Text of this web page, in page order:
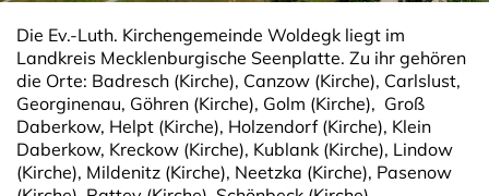
Die Ev.-Luth. Kirchengemeinde Woldegk liegt im
Landkreis Mecklenburgische Seenplatte. Zu ihr gehören
die Orte: Badresch (Kirche), Canzow (Kirche), Carlslust,
Georginenau, Göhren (Kirche), Golm (Kirche), Groß
Daberkow, Helpt (Kirche), Holzendorf (Kirche), Klein
Daberkow, Kreckow (Kirche), Kublank (Kirche), Lindow
(Kirche), Mildenitz (Kirche), Neetzka (Kirche), Pasenow